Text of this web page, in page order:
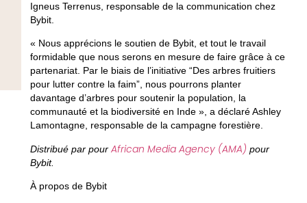
Igneus Terrenus, responsable de la communication chez
Bybit.
« Nous apprécions le soutien de Bybit, et tout le travail
formidable que nous serons en mesure de faire grâce à ce
partenariat. Par le biais de l’initiative “Des arbres fruitiers
pour lutter contre la faim”, nous pourrons planter
davantage d’arbres pour soutenir la population, la
communauté et la biodiversité en Inde », a déclaré Ashley
Lamontagne, responsable de la campagne forestière.
Distribué par pour African Media Agency (AMA) pour
Bybit.
À propos de Bybit